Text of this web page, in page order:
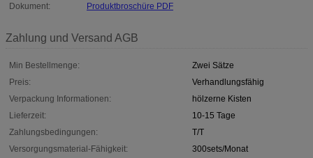
Dokument:
Produktbroschüre PDF
Zahlung und Versand AGB
Min Bestellmenge:
Zwei Sätze
Preis:
Verhandlungsfähig
Verpackung Informationen:
hölzerne Kisten
Lieferzeit:
10-15 Tage
Zahlungsbedingungen:
T/T
Versorgungsmaterial-Fähigkeit:
300sets/Monat